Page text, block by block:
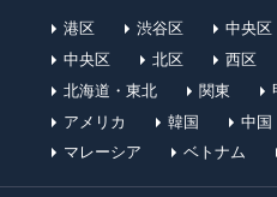
該第三者が、株式会社ビズブリッジが
6)クッキー情報の取り扱い
当該第三者によって取得されたクッキ
7)クッキー情報等による広告配信の利用
ユーザーは、当該第三者のウェブサイ
港区 渋谷区 中央区
中央区 北区 西区
北海道・東北 関東
アメリカ 韓国 中国
マレーシア
ベトナム